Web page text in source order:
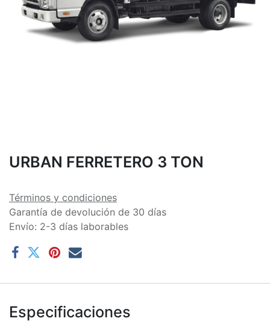
URBAN FERRETERO 3 TON
Términos y condiciones
Garantía de devolución de 30 días
Envío: 2-3 días laborables
Especificaciones